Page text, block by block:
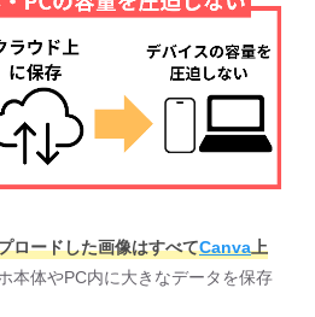
ロードした画像はすべてCanva上
本体やPC内に大きなデータを保存